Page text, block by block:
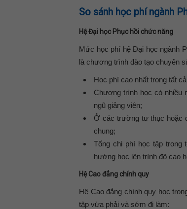
So sánh học phí ngành
Hệ Đại học Phục hồi chức năng
Mức học phí hệ Đại học ngành
là chương trình đào tạo chuyên
Học phí cao nhất trong tất
Chương trình học có nhiều
ngũ giảng viên;
Ở các trường tư thục hoặc
chung;
Tổng chi phí học tập trong
hướng học lên trình độ cao
Hệ Cao đẳng chính quy
Hệ Cao đẳng chính quy học
tập vừa phải và sớm đi làm: